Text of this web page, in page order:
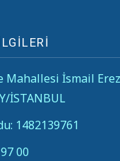
Mahallesi İsmail
İSTANBUL
1482139761
00